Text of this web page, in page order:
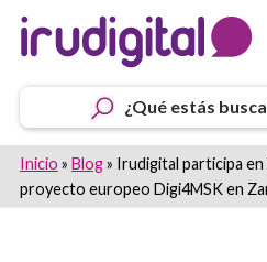
¿Qué estás
Inicio » Blog» Irudigital participa
proyecto europeo Digi4MSK en